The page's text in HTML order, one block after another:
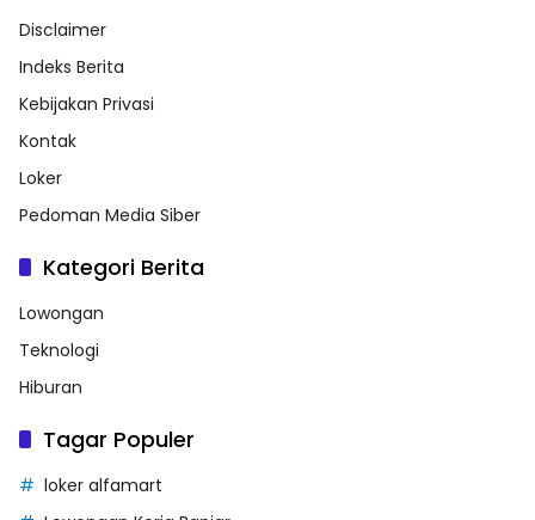
Disclaimer
Indeks Berita
Kebijakan Privasi
Kontak
Loker
Pedoman Media Siber
Kategori Berita
Lowongan
Teknologi
Hiburan
Tagar Populer
loker alfamart